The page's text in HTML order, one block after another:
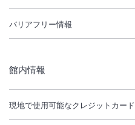
バリアフリー情報
館内情報
現地で使用可能なクレジットカード